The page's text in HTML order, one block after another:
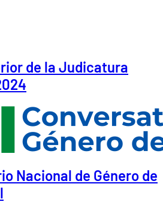
de la Judicatura
Nacional de Género de